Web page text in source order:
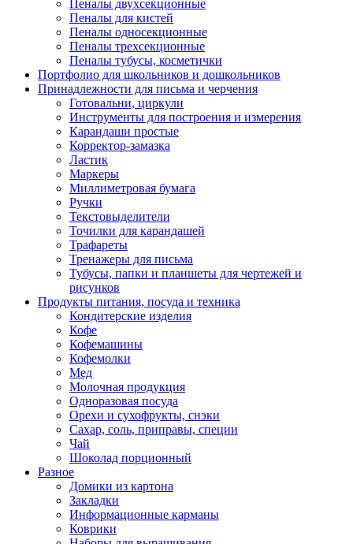
Пеналы двухсекционные
Пеналы для кистей
Пеналы односекционные
Пеналы трехсекционные
Пеналы тубусы, косметички
Портфолио для школьников и дошкольников
Принадлежности для письма и черчения
Готовальни, циркули
Инструменты для построения и измерения
Карандаши простые
Корректор-замазка
Ластик
Маркеры
Миллиметровая бумага
Ручки
Текстовыделители
Точилки для карандашей
Трафареты
Тренажеры для письма
Тубусы, папки и планшеты для чертежей и
рисунков
Продукты питания, посуда и техника
Кондитерские изделия
Кофе
Кофемашины
Кофемолки
Мед
Молочная продукция
Одноразовая посуда
Орехи и сухофрукты, снэки
Сахар, соль, приправы, специи
Чай
Шоколад порционный
Разное
Домики из картона
Закладки
Информационные карманы
Коврики